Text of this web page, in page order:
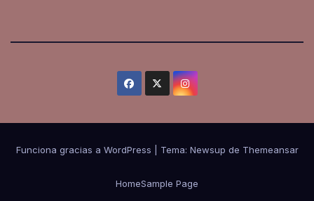
Funciona gracias a WordPress Tema: Newsup de Themeansar
HomeSample Page